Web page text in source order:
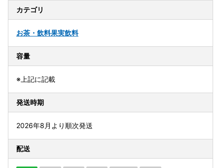
カテゴリ
お茶・飲料果実飲料
容量
※上記に記載
発送時期
2026年8月より順次発送
配送